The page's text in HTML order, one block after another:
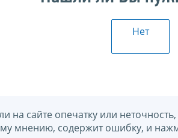
Нет
на сайте опечатку или
мнению, содержит ошибку, и